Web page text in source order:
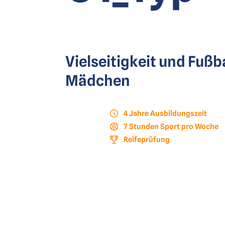
Vielseitigkeit und
Mädchen
4 Jahre Ausbildungszeit
7 Stunden Sport pro Woche
Reifeprüfung